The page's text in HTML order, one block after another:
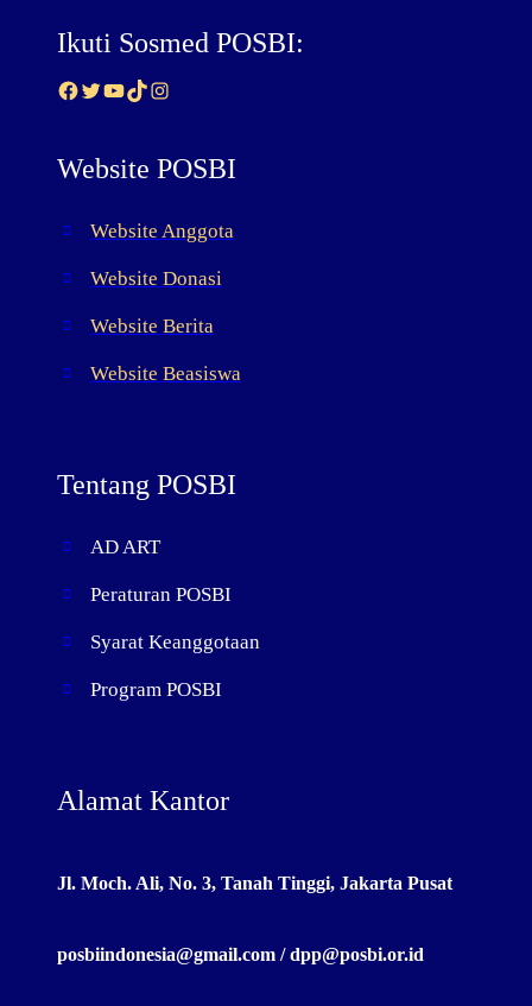
Ikuti Sosmed POSBI:
Facebook Twitter YouTube TikTok Instagram
Website POSBI
Website Anggota
Website Donasi
Website Berita
Website Beasiswa
Tentang POSBI
AD ART
Peraturan POSBI
Syarat Keanggotaan
Program POSBI
Alamat Kantor
Jl. Moch. Ali, No. 3, Tanah Tinggi, Jakarta Pusat
posbiindonesia@gmail.com / dpp@posbi.or.id